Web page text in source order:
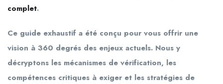
complet.
Ce guide exhaustif a été conçu pour vous offrir une
vision à 360 degrés des enjeux actuels. Nous y
décryptons les mécanismes de vérification, les
compétences critiques à exiger et les stratégies de